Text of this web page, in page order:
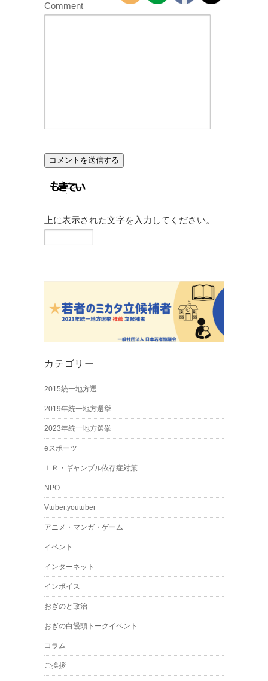
Comment
上に表示された文字を入力してください。
カテゴリー
2015統一地方選
2019年統一地方選挙
2023年統一地方選挙
eスポーツ
ＩＲ・ギャンブル依存症対策
NPO
Vtuber.youtuber
アニメ・マンガ・ゲーム
イベント
インターネット
インボイス
おぎのと政治
おぎの白饅頭トークイベント
コラム
ご挨拶